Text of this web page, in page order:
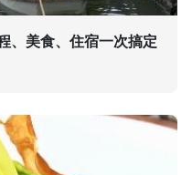
、美食、住宿一次搞定